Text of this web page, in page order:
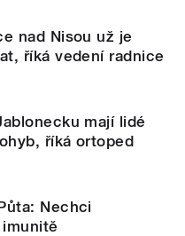
nad Nisou už je
říká vedení radnice
mají lidé
říká ortoped
Nechci